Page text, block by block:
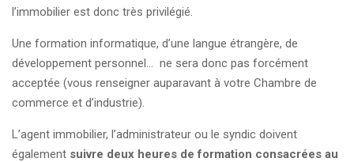
l’immobilier est donc très privilégié.
Une formation informatique, d’une langue étrangère, de
développement personnel… ne sera donc pas forcément
acceptée (vous renseigner auparavant à votre Chambre de
commerce et d’industrie).
L’agent immobilier, l’administrateur ou le syndic doivent
également suivre deux heures de formation consacrées au